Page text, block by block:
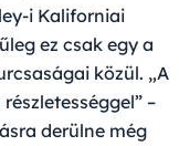
i Kaliforniai
ez csak egy a
közül. „A
–
derülne még